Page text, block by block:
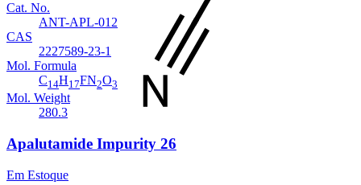
Cat. No.
ANT-APL-012
CAS
2227589-23-1
Mol. Formula
C14H17FN2O3
Mol. Weight
280.3
Apalutamide Impurity 26
Em Estoque